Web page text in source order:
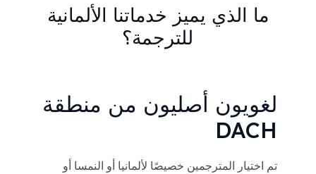
ما الذي يميز خدماتنا الألمانية
للترجمة؟
لغويون أصليون من منطقة
DACH
تم اختيار المترجمين خصيصًا لألمانيا أو النمسا أو